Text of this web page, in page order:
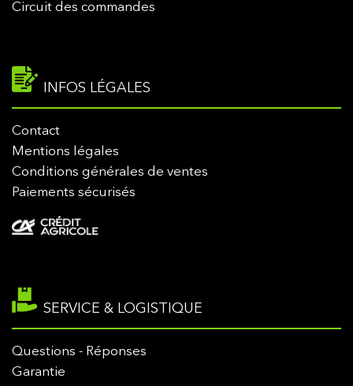
Circuit des commandes
INFOS LÉGALES
Contact
Mentions légales
Conditions générales de ventes
Paiements sécurisés
SERVICE & LOGISTIQUE
Questions - Réponses
Garantie